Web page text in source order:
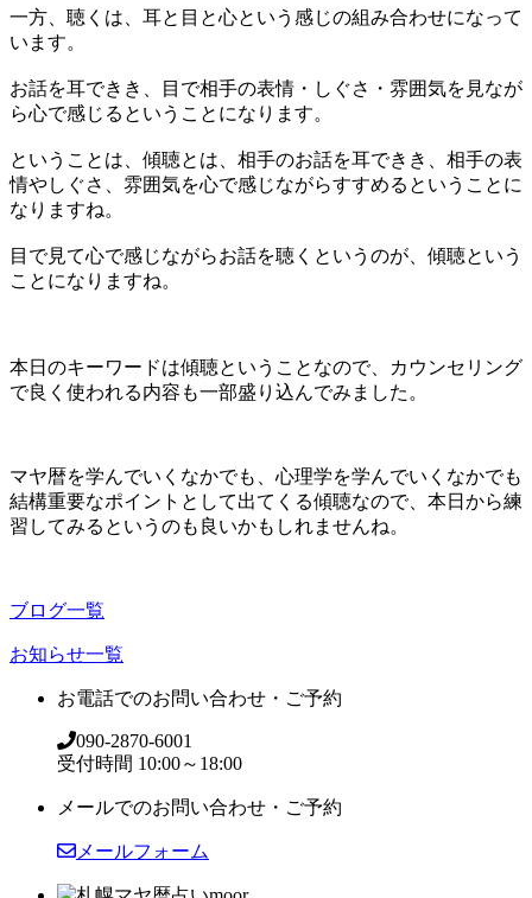
一方、聴くは、耳と目と心という感じの組み合わせになって
います。
お話を耳できき、目で相手の表情・しぐさ・雰囲気を見なが
ら心で感じるということになります。
ということは、傾聴とは、相手のお話を耳できき、相手の表
情やしぐさ、雰囲気を心で感じながらすすめるということに
なりますね。
目で見て心で感じながらお話を聴くというのが、傾聴という
ことになりますね。
本日のキーワードは傾聴ということなので、カウンセリング
で良く使われる内容も一部盛り込んでみました。
マヤ暦を学んでいくなかでも、心理学を学んでいくなかでも
結構重要なポイントとして出てくる傾聴なので、本日から練
習してみるというのも良いかもしれませんね。
ブログ一覧
お知らせ一覧
お電話でのお問い合わせ・ご予約
090-2870-6001
受付時間 10:00～18:00
メールでのお問い合わせ・ご予約
メールフォーム